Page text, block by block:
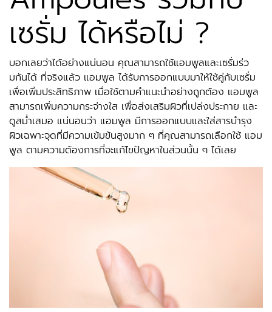
เซรั่ม ได้หรือไม่ ?
บอกเลยว่าได้อย่างแน่นอน คุณสามารถใช้แอมพูลและเซรั่มร่ว
มกันได้ ที่จริงแล้ว แอมพูล ได้รับการออกแบบมาให้ใช้คู่กับเซรั่ม
เพื่อเพิ่มประสิทธิภาพ เมื่อใช้ตามคำแนะนำอย่างถูกต้อง แอมพูล
สามารถเพิ่มความกระจ่างใส เพื่อส่งเสริมผิวที่เปล่งประกาย และ
ดูสม่ำเสมอ แน่นอนว่า แอมพูล มีการออกแบบและใส่สารบำรุง
ผิวเฉพาะจุดที่มีความเข้มข้นสูงมาก ๆ ที่คุณสามารถเลือกใช้ แอม
พูล ตามความต้องการที่จะแก้ไขปัญหาในส่วนนั้น ๆ ได้เลย